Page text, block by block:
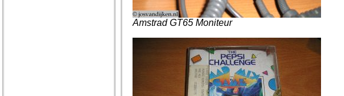
Amstrad GT65 Moniteur